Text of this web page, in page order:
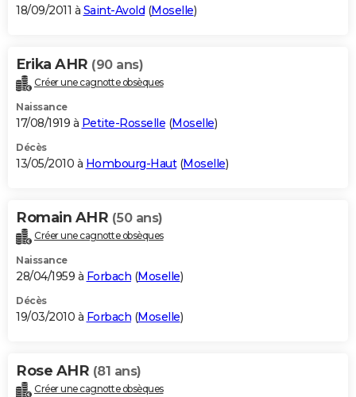
18/09/2011 à Saint-Avold (Moselle)
Erika AHR (90 ans)
Créer une cagnotte obsèques
Naissance
17/08/1919 à Petite-Rosselle (Moselle)
Décès
13/05/2010 à Hombourg-Haut(Moselle)
Romain AHR (50 ans)
Créer une cagnotte obsèques
Naissance
28/04/1959 à Forbach (Moselle)
Décès
19/03/2010 à Forbach (Moselle)
Rose AHR (81 ans)
Créer une cagnotte obsèques